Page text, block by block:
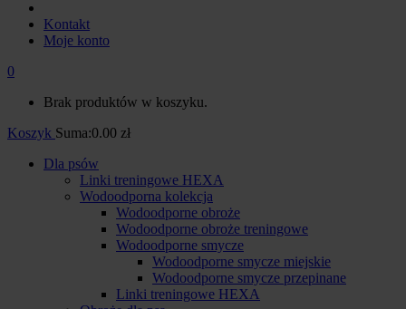
Kontakt
Moje konto
0
Brak produktów w koszyku.
Koszyk Suma:0.00 zł
Dla psów
Linki treningowe HEXA
Wodoodporna kolekcja
Wodoodporne obroże
Wodoodporne obroże treningowe
Wodoodporne smycze
Wodoodporne smycze miejskie
Wodoodporne smycze przepinane
Linki treningowe HEXA